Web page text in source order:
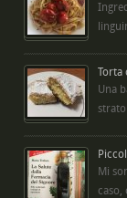
Torta
Una
Mi
caso,